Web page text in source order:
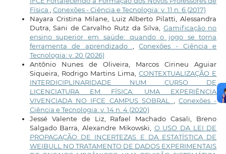
Física
Conexões - Ciência e Tecnologia: v. 11 n. 6 (2017)
Nayara Cristina Milane, Luiz Alberto Pilatti, Alessandra
Dutra, Sani de Carvalho Rutz da Silva, Gamificação no
ensino superior em saúde: quando o jogo se torna
ferramenta de aprendizado
,Conexões - Ciência e
Tecnologia: v. 20 (2026)
Antônio Nunes de Oliveira, Marcos Cirineu Aguiar
Siqueira, Rodrigo Martins Lima,CONTEXTUALIZAÇÃO E
INTERDICIPLINARIDADE NUM CURSO DE
LICENCIATURA EM FÍSICA: UMA EXPERIÊNCIA
VIVENCIADA NO IFCE CAMPUS SOBRAL
,Conexões -
Ciência e Tecnologia: v. 14 n. 4 (2020)
Jessé Valente de Liz, Rafael Machado Casali, Breno
Salgado Barra, Alexandre Mikowski, O USO DA LEI DE
PROPAGAÇÃO DE INCERTEZAS E DA ESTATÍSTICA DE
WEIBULL NO TRATAMENTO DE DADOS EXPERIMENTAIS